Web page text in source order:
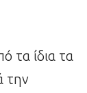
τα ίδια τα
την